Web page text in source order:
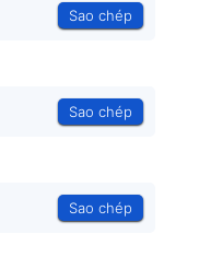
Sao chép
Sao chép
Sao chép